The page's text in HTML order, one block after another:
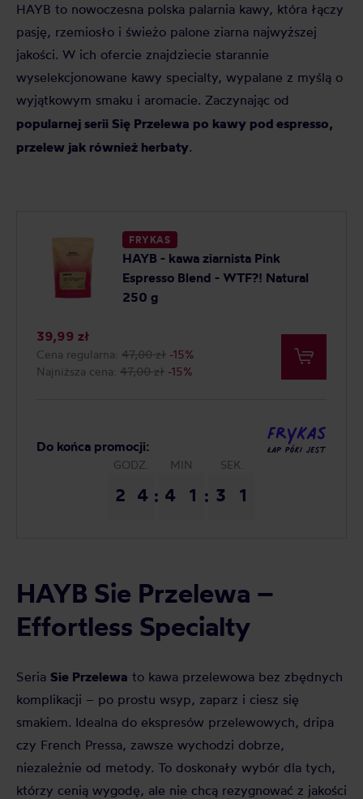
HAYB to nowoczesna polska palarnia kawy, która łączy
pasję, rzemiosło i świeżo palone ziarna najwyższej
jakości. W ich ofercie znajdziecie starannie
wyselekcjonowane kawy specialty, wypalane z myślą o
wyjątkowym smaku i aromacie. Zaczynając od
popularnej serii Się Przelewa po kawy pod espresso,
przelew jak również herbaty.
FRYKAS
HAYB - kawa ziarnista Pink
Espresso Blend - WTF?! Natural
250 g
39,99 zł
Cena regularna: 47,00 zł -15%
Najniższa cena: 47,00 zł -15%
Najniższa cena: 47,00 zł
Do końca promocji:
GODZ.
2
2 4
4 :
MIN
4
4 1
1 :
SEK.
2
3
3 9
0
0
HAYB Sie Przelewa –
Effortless Specialty
Seria Sie Przelewa to kawa przelewowa bez zbędnych
komplikacji – po prostu wsyp, zaparz i ciesz się
smakiem. Idealna do ekspresów przelewowych, dripa
czy French Pressa, zawsze wychodzi dobrze,
niezależnie od metody. To doskonały wybór dla tych,
którzy cenią wygodę, ale nie chcą rezygnować z jakości